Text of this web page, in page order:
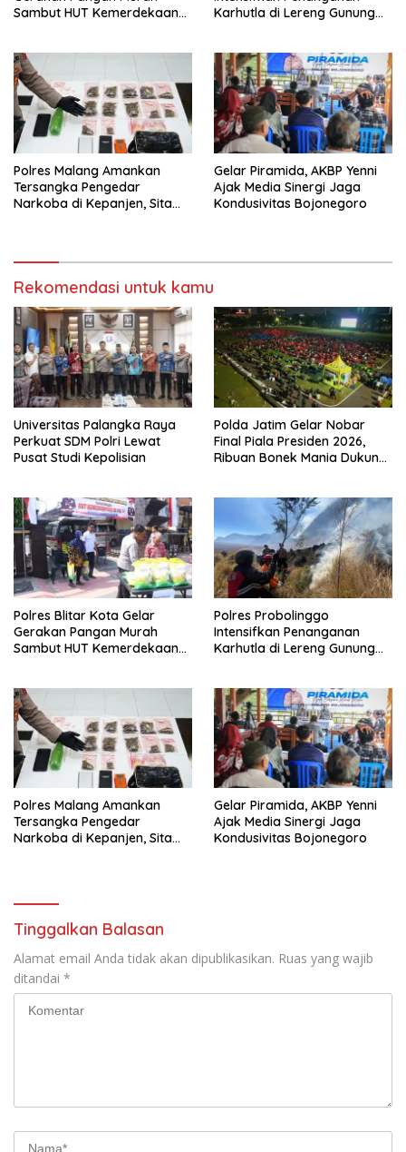
Sambut HUT Kemerdekaan
Karhutla di Lereng Gunung
Polres Malang Amankan
Tersangka Pengedar
Narkoba di Kepanjen, Sita
Gelar Piramida, AKBP Yenni
Ajak Media Sinergi Jaga
Kondusivitas Bojonegoro
Rekomendasi untuk kamu
Universitas Palangka Raya
Perkuat SDM Polri Lewat
Pusat Studi Kepolisian
Polda Jatim Gelar Nobar
Final Piala Presiden 2026,
Ribuan Bonek Mania Dukung
Polres Blitar Kota Gelar
Gerakan Pangan Murah
Sambut HUT Kemerdekaan
Polres Probolinggo
Intensifkan Penanganan
Karhutla di Lereng Gunung
Polres Malang Amankan
Tersangka Pengedar
Narkoba di Kepanjen, Sita
Gelar Piramida, AKBP Yenni
Ajak Media Sinergi Jaga
Kondusivitas Bojonegoro
Tinggalkan Balasan
Alamat email Anda tidak akan dipublikasikan. Ruas yang wajib
ditandai *